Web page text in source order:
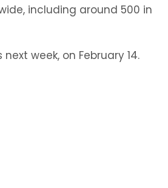
including around 500 in
next week, on February 14.